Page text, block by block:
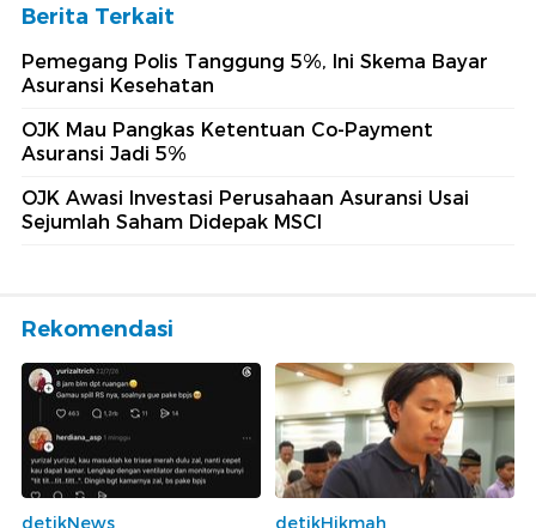
Berita Terkait
Pemegang Polis Tanggung 5%, Ini Skema Bayar
Asuransi Kesehatan
OJK Mau Pangkas Ketentuan Co-Payment
Asuransi Jadi 5%
OJK Awasi Investasi Perusahaan Asuransi Usai
Sejumlah Saham Didepak MSCI
Rekomendasi
detikNews
detikHikmah